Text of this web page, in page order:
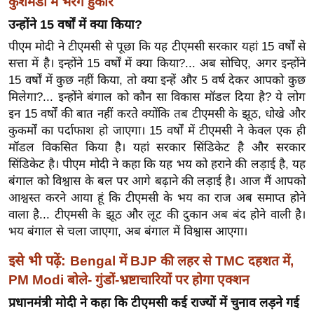
मि
सा
ल
बे
मि
सा
ल
श
ख्सि
य
त
ग
इं
डि
उन्होंने 15 वर्षों में क्या किया?
पीएम मोदी ने टीएमसी से पूछा कि यह टीएमसी सरकार यहां 15 वर्षों से
सत्ता में है। इन्होंने 15 वर्षों में क्या किया?... अब सोचिए, अगर इन्होंने
15 वर्षों में कुछ नहीं किया, तो क्या इन्हें और 5 वर्ष देकर आपको कुछ
मिलेगा?... इन्होंने बंगाल को कौन सा विकास मॉडल दिया है? ये लोग
इन 15 वर्षों की बात नहीं करते क्योंकि तब टीएमसी के झूठ, धोखे और
कुकर्मों का पर्दाफाश हो जाएगा। 15 वर्षों में टीएमसी ने केवल एक ही
मॉडल विकसित किया है। यहां सरकार सिंडिकेट है और सरकार
सिंडिकेट है। पीएम मोदी ने कहा कि यह भय को हराने की लड़ाई है, यह
बंगाल को विश्वास के बल पर आगे बढ़ाने की लड़ाई है। आज मैं आपको
आश्वस्त करने आया हूं कि टीएमसी के भय का राज अब समाप्त होने
वाला है... टीएमसी के झूठ और लूट की दुकान अब बंद होने वाली है।
भय बंगाल से चला जाएगा, अब बंगाल में विश्वास आएगा।
इसे भी पढ़ें: Bengal में BJP की लहर से TMC दहशत में,
PM Modi बोले- गुंडों-भ्रष्टाचारियों पर होगा एक्शन
प्रधानमंत्री मोदी ने कहा कि टीएमसी कई राज्यों में चुनाव लड़ने गई